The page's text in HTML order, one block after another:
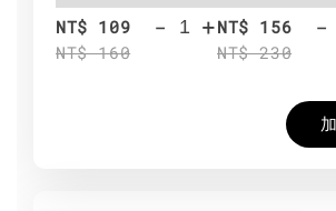
NT$ 109
NT$ 160
- +NT$ 156
NT$ 230
-